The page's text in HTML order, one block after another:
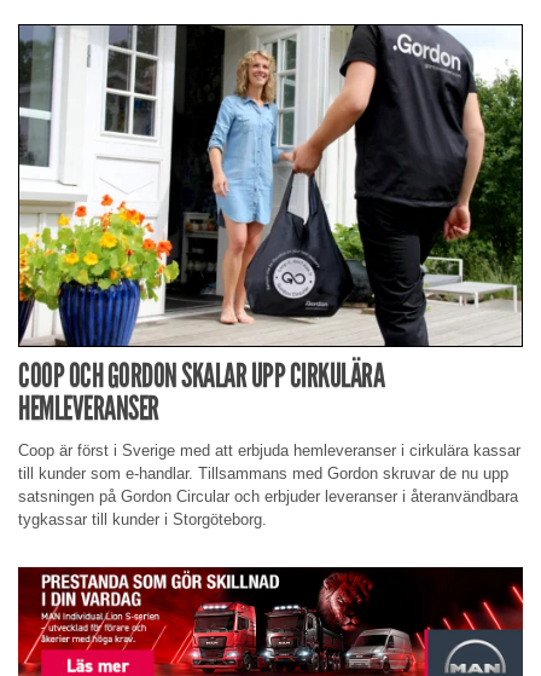
COOP OCH GORDON SKALAR UPP CIRKULÄRA
HEMLEVERANSER
Coop är först i Sverige med att erbjuda hemleveranser i cirkulära kassar
till kunder som e-handlar. Tillsammans med Gordon skruvar de nu upp
satsningen på Gordon Circular och erbjuder leveranser i återanvändbara
tygkassar till kunder i Storgöteborg.